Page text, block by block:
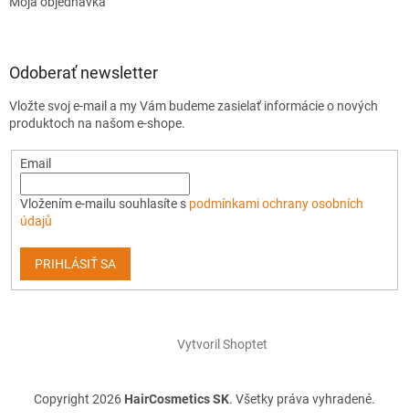
Odoberať newsletter
Vložte svoj e-mail a my Vám budeme zasielať informácie o nových
produktoch na našom e-shope.
Email
Vložením e-mailu souhlasíte s podmínkami ochrany osobních
údajů
PRIHLÁSIŤ SA
Vytvoril Shoptet
Copyright 2026 HairCosmetics SK. Všetky práva vyhradené.